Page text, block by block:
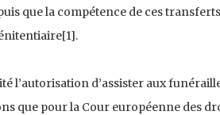
que la compétence de ces
l’autorisation d’assister aux
que pour la Cour européenne des